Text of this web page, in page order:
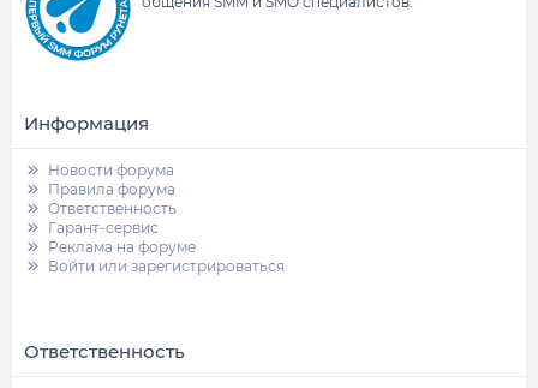
Информация
Новости форума
Правила форума
Ответственность
Гарант-сервис
Реклама на форуме
Войти или зарегистрироваться
Ответственность